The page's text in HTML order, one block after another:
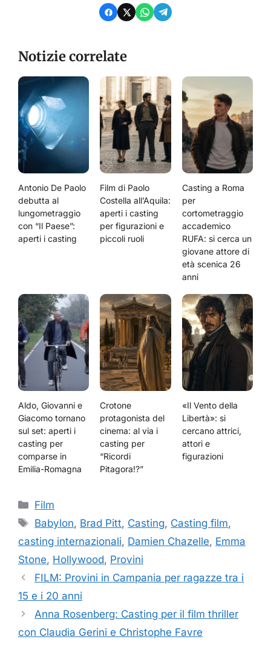
Notizie correlate
Antonio De Paolo
debutta al
lungometraggio
con “Il Paese”:
aperti i casting
Film di Paolo
Costella all’Aquila:
aperti i casting
per figurazioni e
piccoli ruoli
Casting a Roma
per
cortometraggio
accademico
RUFA: si cerca un
giovane attore di
età scenica 26
anni
Aldo, Giovanni e
Giacomo tornano
sul set: aperti i
casting per
comparse in
Emilia-Romagna
Crotone
protagonista del
cinema: al via i
casting per
“Ricordi
Pitagora!?”
«Il Vento della
Libertà»: si
cercano attrici,
attori e
figurazioni
Categorie
Film
Tag
Babylon, Brad Pitt, Casting, Casting film,
casting internazionali, Damien Chazelle, Emma
Stone, Hollywood, Provini
FILM: Provini in Campania per ragazze tra i
15 e i 20 anni
Anna Rosenberg: Casting per il film thriller
con Claudia Gerini e Christophe Favre